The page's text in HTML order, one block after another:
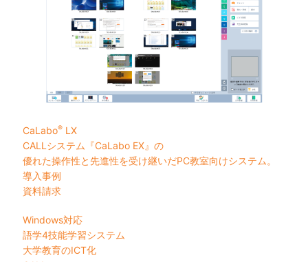
CaLabo®LX
CALLシステム『CaLabo EX』の
優れた操作性と先進性を受け継いだPC教室向けシステム。
導入事例
資料請求
Windows対応
語学4技能学習システム
大学教育のICT化